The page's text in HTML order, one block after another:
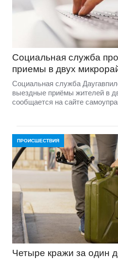
Социальная служба
приемы в двух
Социальная служба
выездные приёмы жителей в
сообщается на сайте
ПРОИСШЕСТВИЯ
Четыре кражи за один